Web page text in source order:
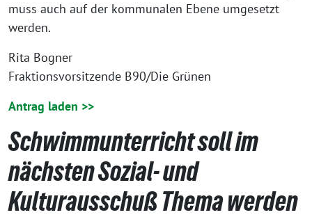
muss auch auf der kommunalen Ebene umgesetzt
werden.
Rita Bogner
Fraktionsvorsitzende B90/Die Grünen
Antrag laden >>
Schwimmunterricht soll im
nächsten Sozial- und
Kulturausschuß Thema werden